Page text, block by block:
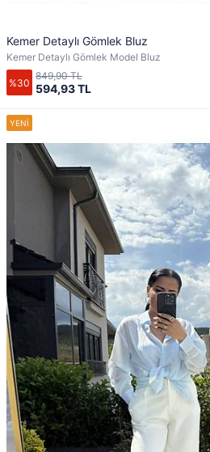
Kemer Detaylı Gömlek Bluz
Kemer Detaylı Gömlek Model Bluz
%30 594,93 TL
849,90 TL